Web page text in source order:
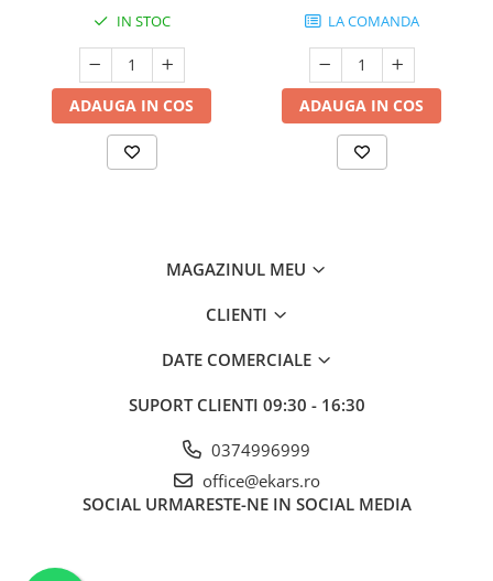
IN STOC
ADAUGA IN COS
LA COMANDA
ADAUGA IN COS
MAGAZINUL MEU
CLIENTI
DATE COMERCIALE
SUPORT CLIENTI 09:30 - 16:30
0374996999
office@ekars.ro
SOCIAL URMARESTE-NE IN SOCIAL MEDIA